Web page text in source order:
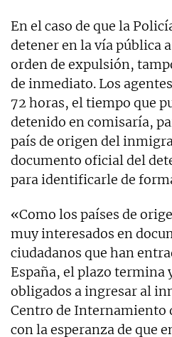
En el caso de que la
detener en la vía pública
orden de expulsión,
de inmediato. Los
72 horas, el tiempo que
detenido en comisaría,
país de origen del
documento oficial del
para identificarle de
«Como los países de
muy interesados en
ciudadanos que han
España, el plazo termina
obligados a ingresar al
Centro de Internamiento
con la esperanza de que